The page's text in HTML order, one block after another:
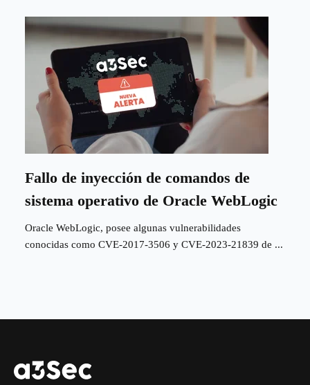
Fallo de inyección de comandos de
sistema operativo de Oracle WebLogic
Oracle WebLogic, posee algunas vulnerabilidades
conocidas como CVE-2017-3506 y CVE-2023-21839 de ...